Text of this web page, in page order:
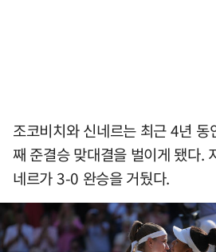
조코비치와 신네르는 최근 4년 동
째 준결승 맞대결을 벌이게 됐다.
네르가 3-0 완승을 거뒀다.